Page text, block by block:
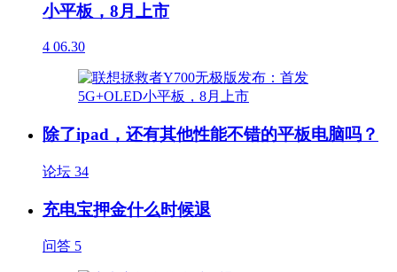
小平板，8月上市
4 06.30
除了ipad，还有其他性能不错的平板电脑吗？
论坛 34
充电宝押金什么时候退
问答 5